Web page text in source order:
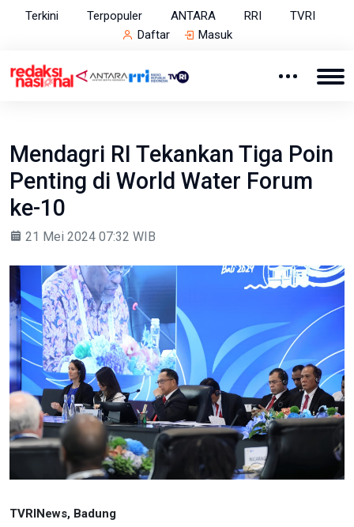
Terkini Terpopuler ANTARA RRI
TVRI
Daftar
Masuk
Mendagri RI Tekankan Tiga Poin
Penting di World Water Forum
ke-10
21 Mei 2024 07:32 WIB
TVRINews, Badung